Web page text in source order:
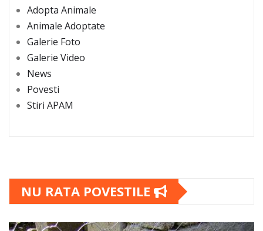
Adopta Animale
Animale Adoptate
Galerie Foto
Galerie Video
News
Povesti
Stiri APAM
NU RATA POVESTILE